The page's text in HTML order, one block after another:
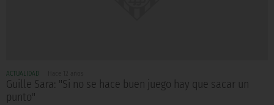
ACTUALIDAD
Guille Sara: "Si no se hace buen juego hay que sacar un
punto"